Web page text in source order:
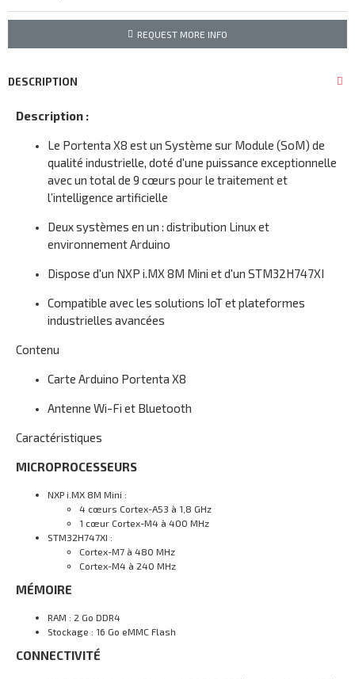
REQUEST MORE INFO
DESCRIPTION
Description :
Le Portenta X8 est un Système sur Module (SoM) de
qualité industrielle, doté d'une puissance exceptionnelle
avec un total de 9 cœurs pour le traitement et
l’intelligence artificielle
Deux systèmes en un : distribution Linux et
environnement Arduino
Dispose d'un NXP i.MX 8M Mini et d'un STM32H747XI
Compatible avec les solutions IoT et plateformes
industrielles avancées
Contenu
Carte Arduino Portenta X8
Antenne Wi-Fi et Bluetooth
Caractéristiques
MICROPROCESSEURS
NXP i.MX 8M Mini :
4 cœurs Cortex-A53 à 1,8 GHz
1 cœur Cortex-M4 à 400 MHz
STM32H747XI :
Cortex-M7 à 480 MHz
Cortex-M4 à 240 MHz
MÉMOIRE
RAM : 2 Go DDR4
Stockage : 16 Go eMMC Flash
CONNECTIVITÉ